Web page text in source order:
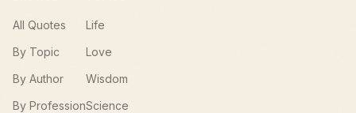
All Quotes
By Topic
By Author
By Profession
Life
Love
Wisdom
Science